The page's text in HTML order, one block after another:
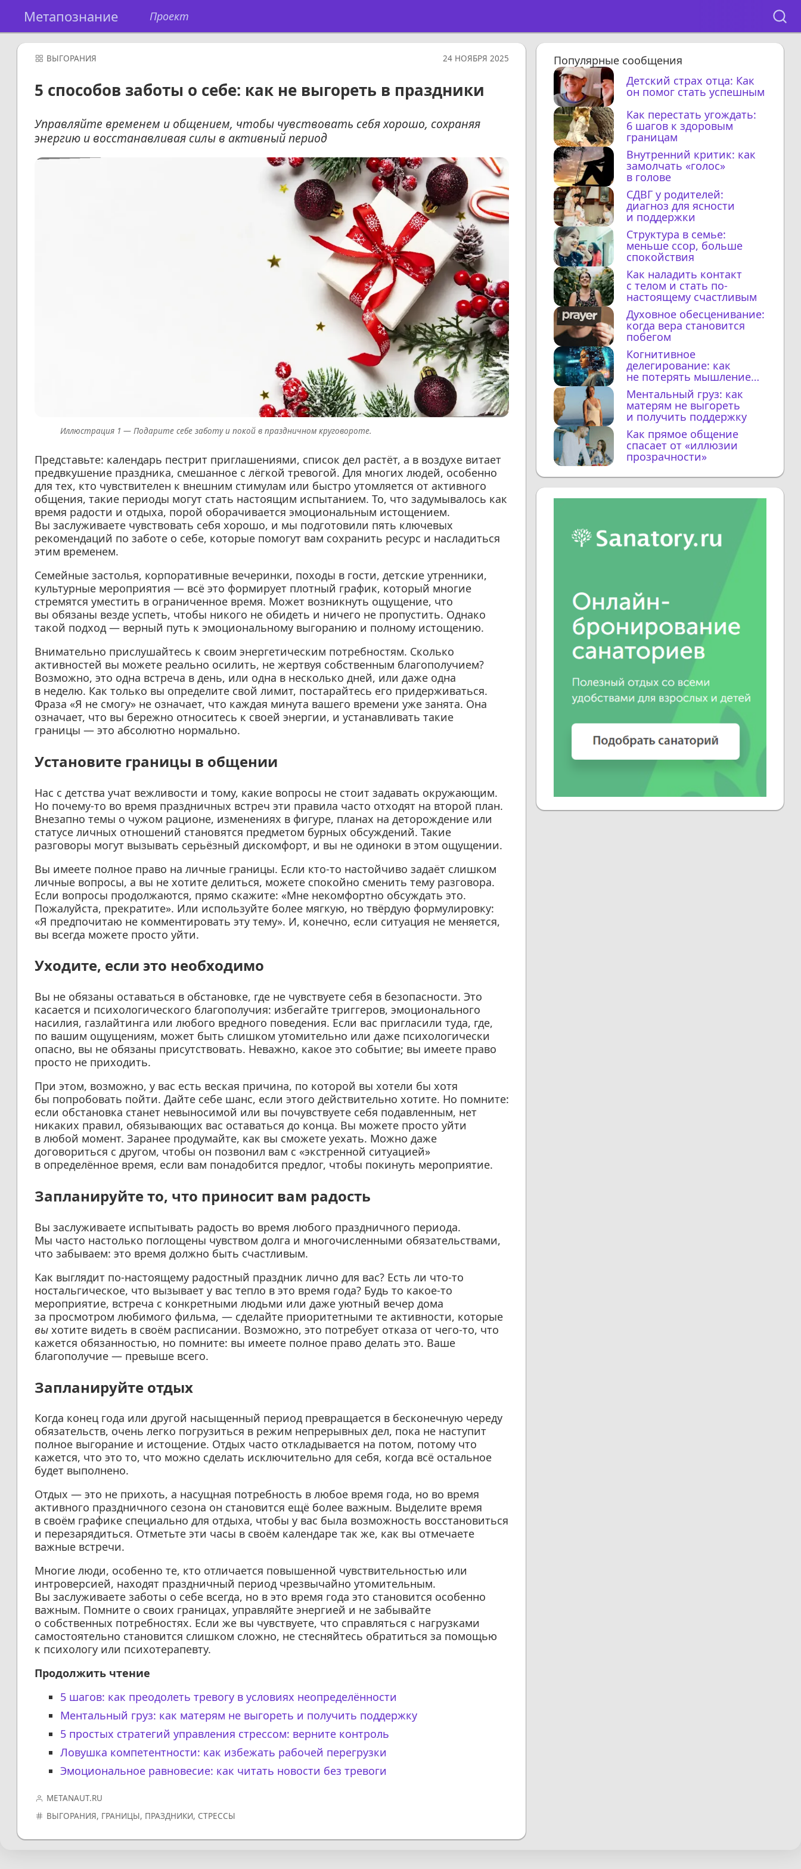
Метапознание Проект
ВЫГОРАНИЯ 24 НОЯБРЯ 2025
5 способов заботы о себе: как не выгореть в праздники
Управляйте временем и общением, чтобы чувствовать себя хорошо, сохраняя
энергию и восстанавливая силы в активный период
Подарите себе заботу и покой в праздничном круговороте.
Представьте: календарь пестрит приглашениями, список дел растёт, а в воздухе витает
предвкушение праздника, смешанное с лёгкой тревогой. Для многих людей, особенно
для тех, кто чувствителен к внешним стимулам или быстро утомляется от активного
общения, такие периоды могут стать настоящим испытанием. То, что задумывалось как
время радости и отдыха, порой оборачивается эмоциональным истощением.
Вы заслуживаете чувствовать себя хорошо, и мы подготовили пять ключевых
рекомендаций по заботе о себе, которые помогут вам сохранить ресурс и насладиться
этим временем.
Семейные застолья, корпоративные вечеринки, походы в гости, детские утренники,
культурные мероприятия — всё это формирует плотный график, который многие
стремятся уместить в ограниченное время. Может возникнуть ощущение, что
вы обязаны везде успеть, чтобы никого не обидеть и ничего не пропустить. Однако
такой подход — верный путь к эмоциональному выгоранию и полному истощению.
Внимательно прислушайтесь к своим энергетическим потребностям. Сколько
активностей вы можете реально осилить, не жертвуя собственным благополучием?
Возможно, это одна встреча в день, или одна в несколько дней, или даже одна
в неделю. Как только вы определите свой лимит, постарайтесь его придерживаться.
Фраза «Я не смогу» не означает, что каждая минута вашего времени уже занята. Она
означает, что вы бережно относитесь к своей энергии, и устанавливать такие
границы — это абсолютно нормально.
Установите границы в общении
Нас с детства учат вежливости и тому, какие вопросы не стоит задавать окружающим.
Но почему-то во время праздничных встреч эти правила часто отходят на второй план.
Внезапно темы о чужом рационе, изменениях в фигуре, планах на деторождение или
статусе личных отношений становятся предметом бурных обсуждений. Такие
разговоры могут вызывать серьёзный дискомфорт, и вы не одиноки в этом ощущении.
Вы имеете полное право на личные границы. Если кто-то настойчиво задаёт слишком
личные вопросы, а вы не хотите делиться, можете спокойно сменить тему разговора.
Если вопросы продолжаются, прямо скажите: «Мне некомфортно обсуждать это.
Пожалуйста, прекратите». Или используйте более мягкую, но твёрдую формулировку:
«Я предпочитаю не комментировать эту тему». И, конечно, если ситуация не меняется,
вы всегда можете просто уйти.
Уходите, если это необходимо
Вы не обязаны оставаться в обстановке, где не чувствуете себя в безопасности. Это
касается и психологического благополучия: избегайте триггеров, эмоционального
насилия, газлайтинга или любого вредного поведения. Если вас пригласили туда, где,
по вашим ощущениям, может быть слишком утомительно или даже психологически
опасно, вы не обязаны присутствовать. Неважно, какое это событие; вы имеете право
просто не приходить.
При этом, возможно, у вас есть веская причина, по которой вы хотели бы хотя
бы попробовать пойти. Дайте себе шанс, если этого действительно хотите. Но помните:
если обстановка станет невыносимой или вы почувствуете себя подавленным, нет
никаких правил, обязывающих вас оставаться до конца. Вы можете просто уйти
в любой момент. Заранее продумайте, как вы сможете уехать. Можно даже
договориться с другом, чтобы он позвонил вам с «экстренной ситуацией»
в определённое время, если вам понадобится предлог, чтобы покинуть мероприятие.
Запланируйте то, что приносит вам радость
Вы заслуживаете испытывать радость во время любого праздничного периода.
Мы часто настолько поглощены чувством долга и многочисленными обязательствами,
что забываем: это время должно быть счастливым.
Как выглядит по-настоящему радостный праздник лично для вас? Есть ли что-то
ностальгическое, что вызывает у вас тепло в это время года? Будь то какое-то
мероприятие, встреча с конкретными людьми или даже уютный вечер дома
за просмотром любимого фильма, — сделайте приоритетными те активности, которые
выхотите видеть в своём расписании. Возможно, это потребует отказа от чего-то, что
кажется обязанностью, но помните: вы имеете полное право делать это. Ваше
благополучие — превыше всего.
Запланируйте отдых
Когда конец года или другой насыщенный период превращается в бесконечную череду
обязательств, очень легко погрузиться в режим непрерывных дел, пока не наступит
полное выгорание и истощение. Отдых часто откладывается на потом, потому что
кажется, что это то, что можно сделать исключительно для себя, когда всё остальное
будет выполнено.
Отдых — это не прихоть, а насущная потребность в любое время года, но во время
активного праздничного сезона он становится ещё более важным. Выделите время
в своём графике специально для отдыха, чтобы у вас была возможность восстановиться
и перезарядиться. Отметьте эти часы в своём календаре так же, как вы отмечаете
важные встречи.
Многие люди, особенно те, кто отличается повышенной чувствительностью или
интроверсией, находят праздничный период чрезвычайно утомительным.
Вы заслуживаете заботы о себе всегда, но в это время года это становится особенно
важным. Помните о своих границах, управляйте энергией и не забывайте
о собственных потребностях. Если же вы чувствуете, что справляться с нагрузками
самостоятельно становится слишком сложно, не стесняйтесь обратиться за помощью
к психологу или психотерапевту.
Продолжить чтение
5 шагов: как преодолеть тревогу в условиях неопределённости
Ментальный груз: как матерям не выгореть и получить поддержку
5 простых стратегий управления стрессом: верните контроль
Ловушка компетентности: как избежать рабочей перегрузки
Эмоциональное равновесие: как читать новости без тревоги
METANAUT.RU
ВЫГОРАНИЯ, ГРАНИЦЫ, ПРАЗДНИКИ, СТРЕССЫ
Популярные сообщения
Детский страх отца: Как
он помог стать успешным
Как перестать угождать:
6 шагов к здоровым
границам
Внутренний критик: как
замолчать «голос»
в голове
СДВГ у родителей:
диагноз для ясности
и поддержки
Структура в семье:
меньше ссор, больше
спокойствия
Как наладить контакт
с телом и стать по-
настоящему счастливым
Духовное обесценивание:
когда вера становится
побегом
Когнитивное
делегирование: как
не потерять мышление
с ИИ
Ментальный груз: как
матерям не выгореть
и получить поддержку
Как прямое общение
спасает от «иллюзии
прозрачности»